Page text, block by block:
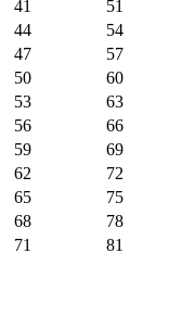
41
51
44
54
47
57
50
60
53
63
56
66
59
69
62
72
65
75
68
78
71 81